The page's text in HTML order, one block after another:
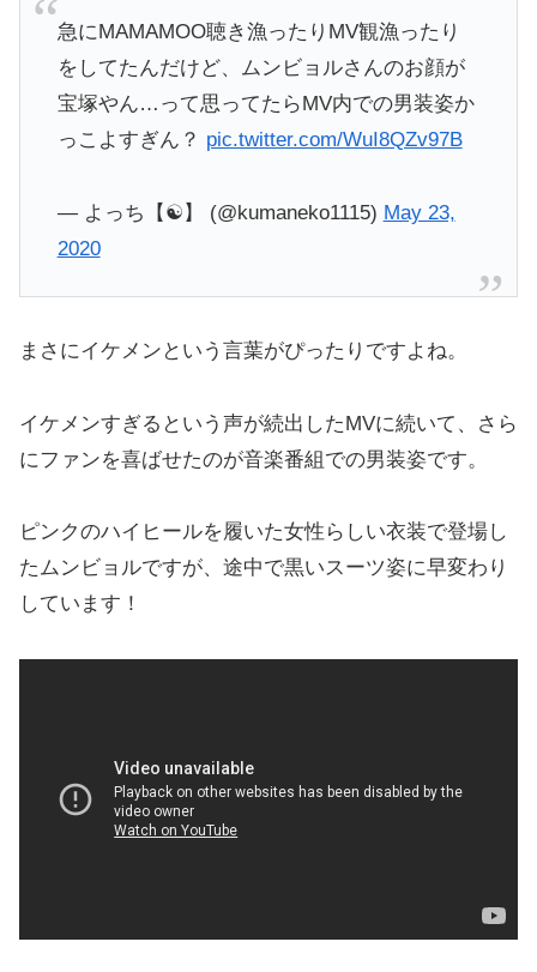
急にMAMAMOO聴き漁ったりMV観漁ったり
をしてたんだけど、ムンビョルさんのお顔が
宝塚やん…って思ってたらMV内での男装姿か
っこよすぎん？ pic.twitter.com/WuI8QZv97B
— よっち【☯️】 (@kumaneko1115) May 23,
2020
まさにイケメンという言葉がぴったりですよね。
イケメンすぎるという声が続出したMVに続いて、さら
にファンを喜ばせたのが音楽番組での男装姿です。
ピンクのハイヒールを履いた女性らしい衣装で登場し
たムンビョルですが、途中で黒いスーツ姿に早変わり
しています！